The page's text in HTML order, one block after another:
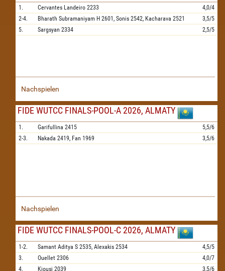
1. Cervantes Landeiro 2233
4,0/4
2-4.
Bharath Subramaniyam H 2601, Sonis 2542, Kacharava 2521
3,5/5
5.
Sargsyan 2334 2,5/5
Nachspielen
FIDE WUTCC FINALS-POOL-A 2026, ALMATY
1. Garifullina 2415
5,5/6
2-3.
Nakada 2419, Fan 1969 3,5/6
Nachspielen
FIDE WUTCC FINALS-POOL-C 2026, ALMATY
1-2. Samant Aditya S 2535, Alexakis 2534
4,5/5
3.
Ouellet 2306
4,0/7
4.
Kiousi 2039 3,5/6